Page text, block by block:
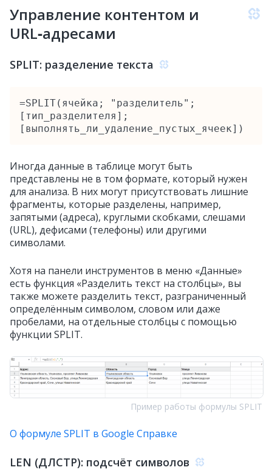
Управление контентом и
URL‑адресами
SPLIT: разделение текста
=SPLIT(ячейка; "разделитель";
[тип_разделителя];
[выполнять_ли_удаление_пустых_ячеек])
Иногда данные в таблице могут быть
представлены не в том формате, который нужен
для анализа. В них могут присутствовать лишние
фрагменты, которые разделены, например,
запятыми (адреса), круглыми скобками, слешами
(URL), дефисами (телефоны) или другими
символами.
Хотя на панели инструментов в меню «Данные»
есть функция «Разделить текст на столбцы», вы
также можете разделить текст, разграниченный
определённым символом, словом или даже
пробелами, на отдельные столбцы с помощью
функции SPLIT.
Пример работы формулы SPLIT
О формуле SPLIT в Google Справке
LEN (ДЛСТР): подсчёт символов